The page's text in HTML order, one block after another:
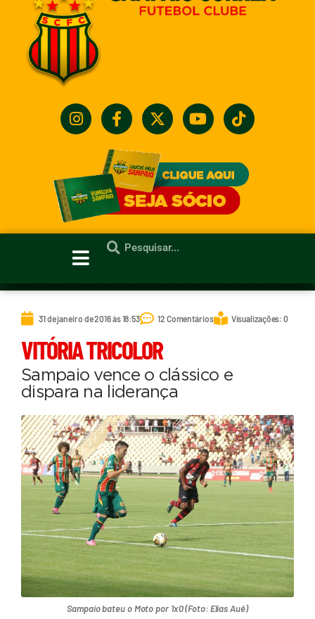
31 de janeiro de 2016 às 18:53 12 Comentários Visualizações: 0
VITÓRIA TRICOLOR
Sampaio vence o clássico e
dispara na liderança
Sampaio bateu o Moto por 1x0 (Foto: Elias Auê)